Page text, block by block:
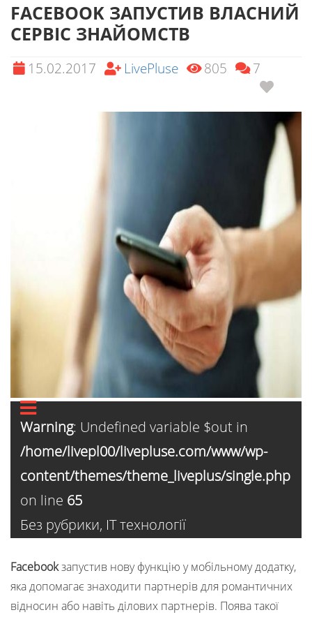
FACEBOOK ЗАПУСТИВ ВЛАСНИЙ
СЕРВІС ЗНАЙОМСТВ
15.02.2017 LivePluse 805 7
Warning: Undefined variable $out in
/home/livepl00/livepluse.com/www/wp-
content/themes/theme_liveplus/single.php
on line 65
Без рубрики, ІТ технології
Facebookзапустив нову функцію у мобільному додатку,
яка допомагає знаходити партнерів для романтичних
відносин або навіть ділових партнерів. Поява такої